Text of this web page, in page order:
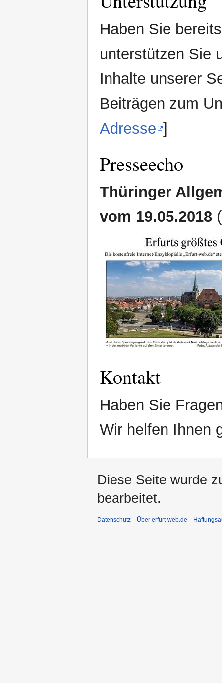
Haben Sie
unterstützen Sie
Inhalte unserer
Beiträgen zum
Adresse ]
Presseecho
Thüringer
vom 19.05.2018
Kontakt
Haben Sie
Wir helfen Ihnen
Diese Seite wurde
bearbeitet.
Datenschutz Über erfurt-web.de